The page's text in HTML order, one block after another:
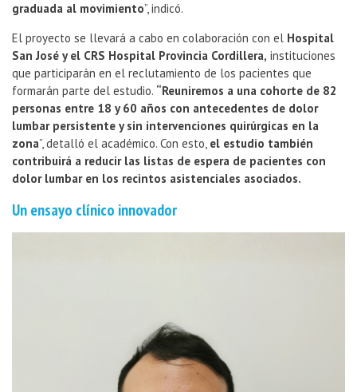
graduada al movimiento”, indicó.
El proyecto se llevará a cabo en colaboración con el Hospital
San José y el CRS Hospital Provincia Cordillera, instituciones
que participarán en el reclutamiento de los pacientes que
formarán parte del estudio. “Reuniremos a una cohorte de 82
personas entre 18 y 60 años con antecedentes de dolor
lumbar persistente y sin intervenciones quirúrgicas en la
zona”, detalló el académico. Con esto, el estudio también
contribuirá a reducir las listas de espera de pacientes con
dolor lumbar en los recintos asistenciales asociados.
Un ensayo clínico innovador